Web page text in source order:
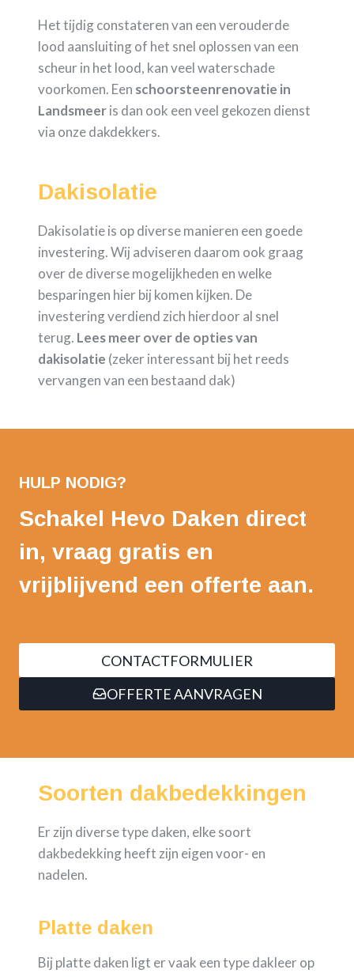
Het tijdig constateren van een verouderde
lood aansluiting of het snel oplossen van een
scheur in het lood, kan veel waterschade
voorkomen. Een schoorsteenrenovatie in
Landsmeeris dan ook een veel gekozen dienst
via onze dakdekkers.
Dakisolatie
Dakisolatie is op diverse manieren een goede
investering. Wij adviseren daarom ook graag
over de diverse mogelijkheden en welke
besparingen hier bij komen kijken. De
investering verdiend zich hierdoor al snel
terug. Lees meer over de opties van
dakisolatie (zeker interessant bij het reeds
vervangen van een bestaand dak)
HULP NODIG?
Schakel Hevo Daken direct
in, vraag gratis en
vrijblijvend een offerte aan.
CONTACTFORMULIER
OFFERTE AANVRAGEN
Soorten dakbedekkingen
Er zijn diverse type daken, elke soort
dakbedekking heeft zijn eigen voor- en
nadelen.
Platte daken
Bij platte daken ligt er vaak een type dakleer op